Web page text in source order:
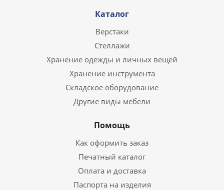
Каталог
Верстаки
Стеллажи
Хранение одежды и личных вещей
Хранение инструмента
Складское оборудование
Другие виды мебели
Помощь
Как оформить заказ
Печатный каталог
Оплата и доставка
Паспорта на изделия